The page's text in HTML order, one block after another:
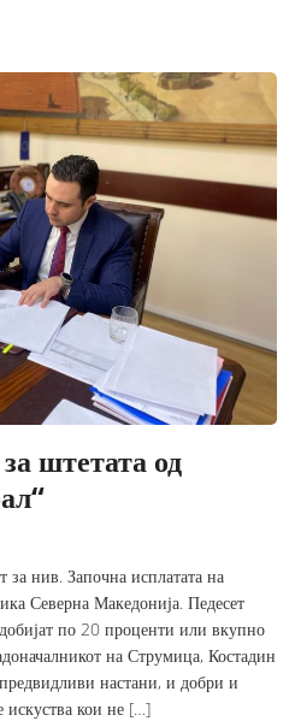
штетата од
за нив. Започна исплатата на
Северна Македонија. Педесет
по 20 проценти или вкупно
на Струмица, Костадин
настани, и добри и
искуства кои не […]